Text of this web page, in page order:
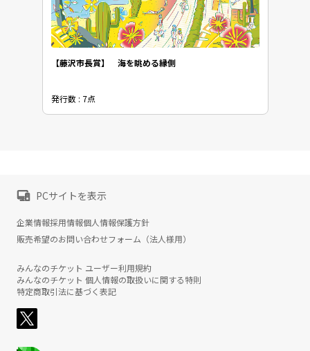
【藤沢市長賞】 海を眺める縁側
発行数 : 7点
PCサイトを表示
企業情報採用情報個人情報保護方針
販売希望のお問い合わせフォーム（法人様用）
みんなのチケット ユーザー利用規約
みんなのチケット 個人情報の取扱いに関する特則
特定商取引法に基づく表記